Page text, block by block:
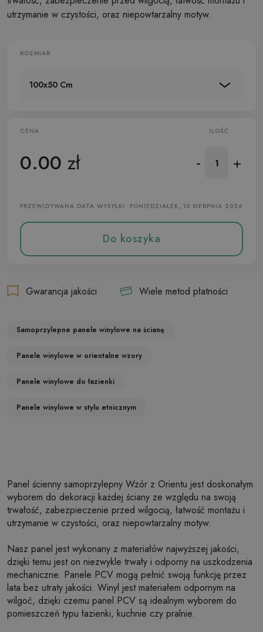
utrzymanie w czystości, oraz niepowtarzalny motyw.
ROZMIAR
100x50 Cm
CENA
0.00 zł
ILOŚĆ
- +
PRZEWIDYWANA DATA WYSYŁKI: PONIEDZIAŁEK, 10 SIERPNIA 2026
Do koszyka
Gwarancja jakości Wiele metod płatności
Samoprzylepne panele winylowe na ścianę
Panele winylowe w orientalne wzory
Panele winylowe do łazienki
Panele winylowe w stylu etnicznym
Panel ścienny samoprzylepny Wzór z Orientu jest doskonałym
wyborem do dekoracji każdej ściany ze względu na swoją
trwałość, zabezpieczenie przed wilgocią, łatwość montażu i
utrzymanie w czystości, oraz niepowtarzalny motyw.
Nasz panel jest wykonany z materiałów najwyższej jakości,
dzięki temu jest on niezwykle trwały i odporny na uszkodzenia
mechaniczne. Panele PCV mogą pełnić swoją funkcję przez
lata bez utraty jakości. Winyl jest materiałem odpornym na
wilgoć, dzięki czemu panel PCV są idealnym wyborem do
pomieszczeń typu łazienki, kuchnie czy pralnie.